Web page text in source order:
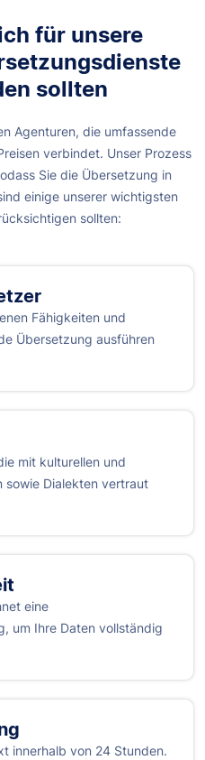
für unsere
sollten
Agenturen, die umfassende
verbindet. Unser Prozess
Sie die Übersetzung in
einige unserer wichtigsten
sollten:
Fähigkeiten und
Übersetzung ausführen
mit kulturellen und
sowie Dialekten vertraut
eine
um Ihre Daten vollständig
innerhalb von 24 Stunden.